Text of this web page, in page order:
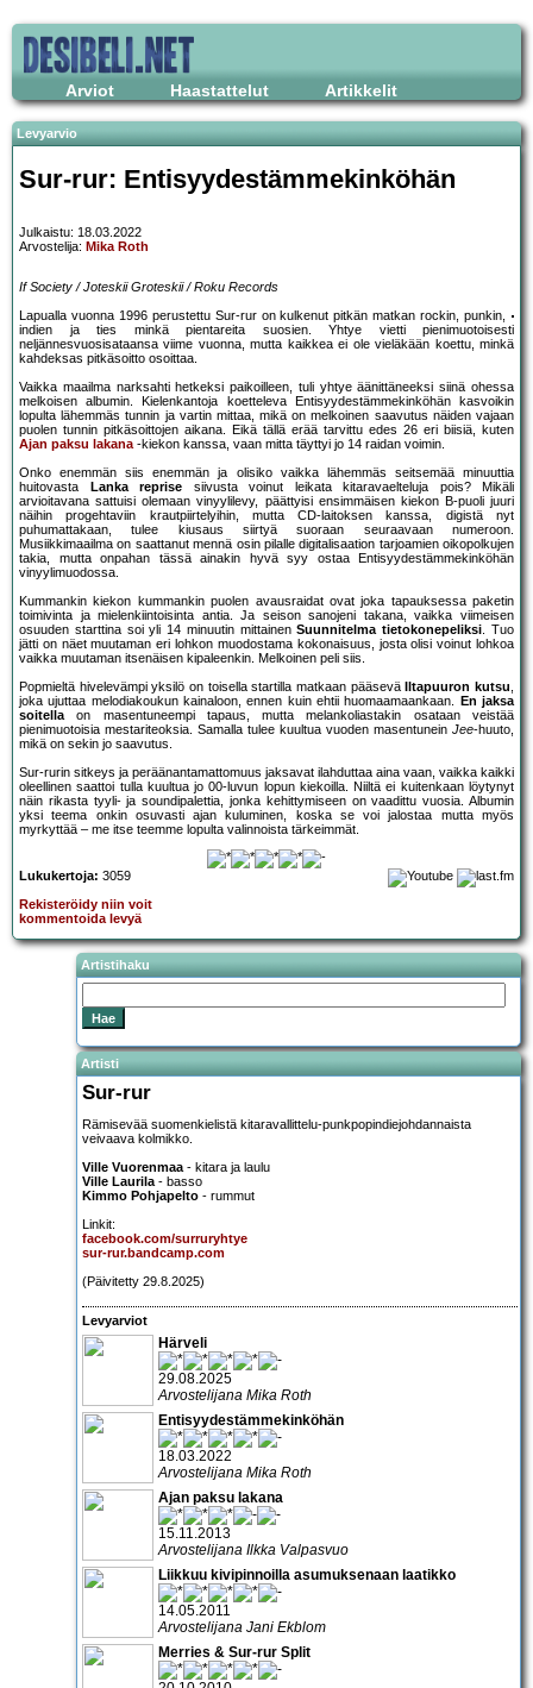
Arviot Haastattelut Artikkelit
Levyarvio
Sur-rur: Entisyydestämmekinköhän
Julkaistu: 18.03.2022
Arvostelija: Mika Roth
If Society / Joteskii Groteskii / Roku Records
Lapualla vuonna 1996 perustettu Sur-rur on kulkenut pitkän matkan rockin, punkin,
indien ja ties minkä pientareita suosien. Yhtye vietti pienimuotoisesti
neljännesvuosisataansa viime vuonna, mutta kaikkea ei ole vieläkään koettu, minkä
kahdeksas pitkäsoitto osoittaa.
Vaikka maailma narksahti hetkeksi paikoilleen, tuli yhtye äänittäneeksi siinä ohessa
melkoisen albumin. Kielenkantoja koetteleva Entisyydestämmekinköhän kasvoikin
lopulta lähemmäs tunnin ja vartin mittaa, mikä on melkoinen saavutus näiden vajaan
puolen tunnin pitkäsoittojen aikana. Eikä tällä erää tarvittu edes 26 eri biisiä, kuten
Ajan paksu lakana-kiekon kanssa, vaan mitta täyttyi jo 14 raidan voimin.
Onko enemmän siis enemmän ja olisiko vaikka lähemmäs seitsemää minuuttia
huitovasta
Lanka reprise siivusta voinut leikata kitaravaelteluja pois? Mikäli
arvioitavana sattuisi olemaan vinyylilevy, päättyisi ensimmäisen kiekon B-puoli juuri
näihin progehtaviin krautpiirtelyihin, mutta CD-laitoksen kanssa, digistä nyt
puhumattakaan, tulee kiusaus siirtyä suoraan seuraavaan numeroon.
Musiikkimaailma on saattanut mennä osin pilalle digitalisaation tarjoamien oikopolkujen
takia, mutta onpahan tässä ainakin hyvä syy ostaa Entisyydestämmekinköhän
vinyylimuodossa.
Kummankin kiekon kummankin puolen avausraidat ovat joka tapauksessa paketin
toimivinta ja mielenkiintoisinta antia. Ja seison sanojeni takana, vaikka viimeisen
osuuden starttina soi yli 14 minuutin mittainenSuunnitelma tietokonepeliksi. Tuo
jätti on näet muutaman eri lohkon muodostama kokonaisuus, josta olisi voinut lohkoa
vaikka muutaman itsenäisen kipaleenkin. Melkoinen peli siis.
Popmieltä hivelevämpi yksilö on toisella startilla matkaan pääsevä
Iltapuuron kutsu,
joka ujuttaa melodiakoukun kainaloon, ennen kuin ehtii huomaamaankaan.
En jaksa
soitellaon masentuneempi tapaus, mutta melankoliastakin osataan veistää
pienimuotoisia mestariteoksia. Samalla tulee kuultua vuoden masentunein Jee-huuto,
mikä on sekin jo saavutus.
Sur-rurin sitkeys ja peräänantamattomuus jaksavat ilahduttaa aina vaan, vaikka kaikki
oleellinen saattoi tulla kuultua jo 00-luvun lopun kiekoilla. Niiltä ei kuitenkaan löytynyt
näin rikasta tyyli- ja soundipalettia, jonka kehittymiseen on vaadittu vuosia. Albumin
yksi teema onkin osuvasti ajan kuluminen, koska se voi jalostaa mutta myös
myrkyttää – me itse teemme lopulta valinnoista tärkeimmät.
Lukukertoja: 3059
Rekisteröidy niin voit
kommentoida levyä
Artistihaku
Artisti
Sur-rur
Rämisevää suomenkielistä kitaravallittelu-punkpopindiejohdannaista
veivaava kolmikko.
Ville Vuorenmaa - kitara ja laulu
Ville Laurila - basso
Kimmo Pohjapelto - rummut
Linkit:
facebook.com/surruryhtye
sur-rur.bandcamp.com
(Päivitetty 29.8.2025)
Levyarviot
Härveli
29.08.2025
Arvostelijana Mika Roth
Entisyydestämmekinköhän
18.03.2022
Arvostelijana Mika Roth
Ajan paksu lakana
15.11.2013
Arvostelijana Ilkka Valpasvuo
Liikkuu kivipinnoilla asumuksenaan laatikko
14.05.2011
Arvostelijana Jani Ekblom
Merries & Sur-rur Split